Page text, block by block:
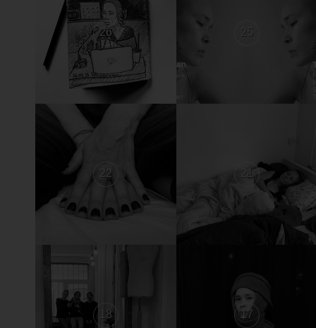
26 25
22 21
18 17